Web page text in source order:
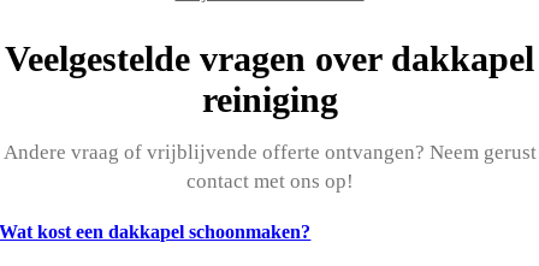
Veelgestelde vragen over dakkapel
reiniging
Andere vraag of vrijblijvende offerte ontvangen? Neem gerust
contact met ons op!
Wat kost een dakkapel schoonmaken?